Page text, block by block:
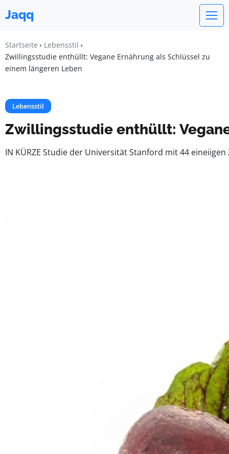
Jaqq
Startseite
Lebensstil
Zwillingsstudie enthüllt: Vegane Ernährung als Schlüssel zu
einem längeren Leben
Lebensstil
Zwillingsstudie enthüllt:
IN KÜRZE Studie der Universität Stanford mit 44